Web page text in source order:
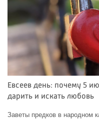
Евсеев день: почему 5
дарить и искать любовь
Заветы предков в народном